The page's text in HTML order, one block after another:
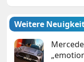
Weitere